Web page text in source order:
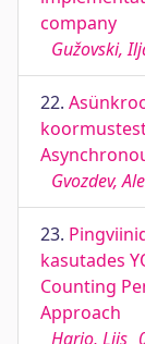
company
Gužovski,
22.
Gvozdev,
23.
kasutades
Counting
Approach
Harjo, Liis